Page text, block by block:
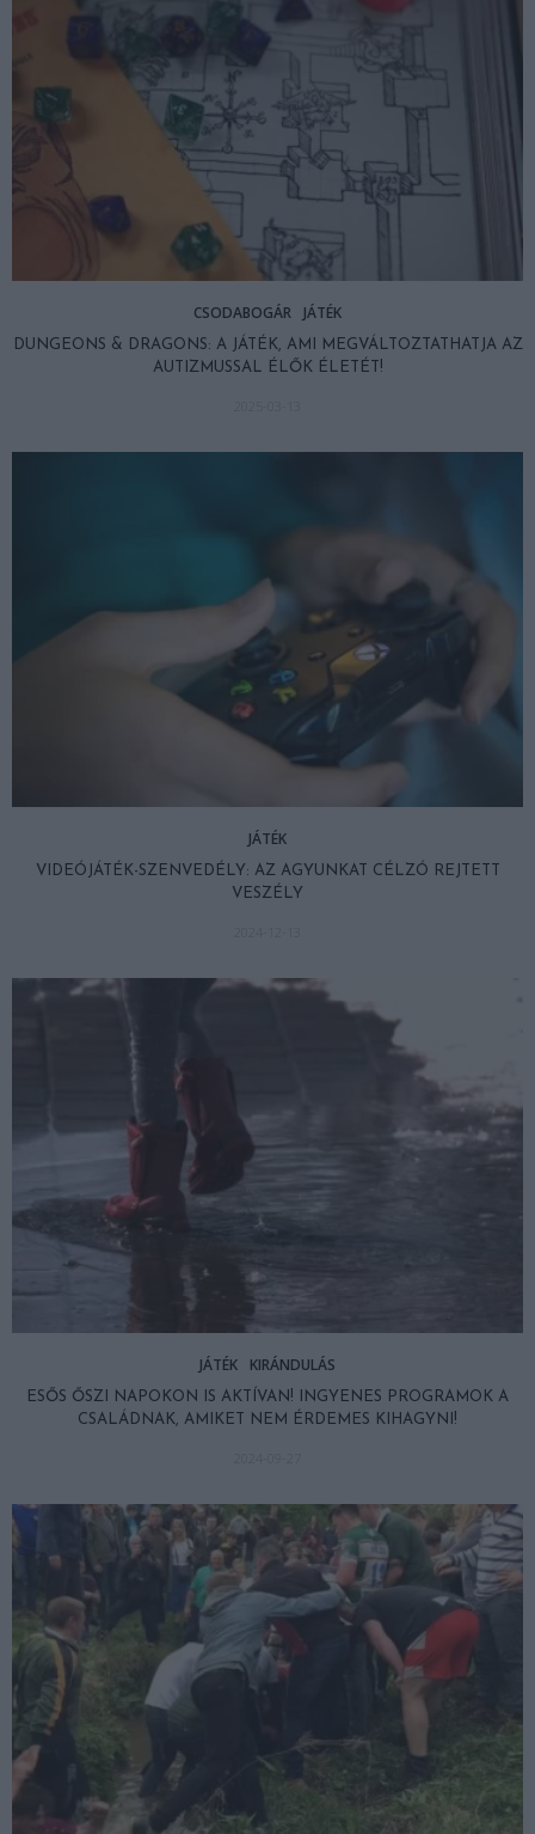
CSODABOGÁR JÁTÉK
DUNGEONS & DRAGONS: A JÁTÉK, AMI MEGVÁLTOZTATHATJA AZ
AUTIZMUSSAL ÉLŐK ÉLETÉT!
JÁTÉK
VIDEÓJÁTÉK-SZENVEDÉLY: AZ AGYUNKAT CÉLZÓ REJTETT
VESZÉLY
JÁTÉK KIRÁNDULÁS
ESŐS ŐSZI NAPOKON IS AKTÍVAN! INGYENES PROGRAMOK A
CSALÁDNAK, AMIKET NEM ÉRDEMES KIHAGYNI!